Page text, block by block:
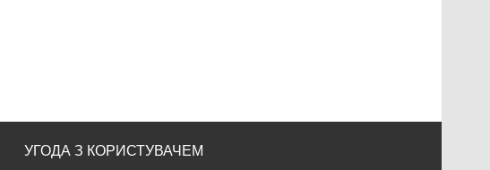
УГОДА З КОРИСТУВАЧЕМ